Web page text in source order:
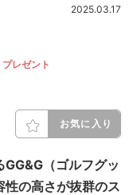
2025.03.17
プレゼント
お気に入り
（ゴルフグッ
の高さが抜群のス